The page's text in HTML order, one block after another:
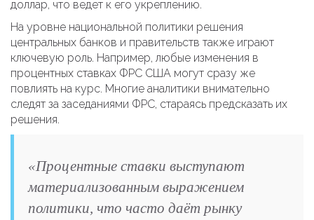
доллар, что ведет к его укреплению.
На уровне национальной политики решения
центральных банков и правительств также играют
ключевую роль. Например, любые изменения в
процентных ставках ФРС США могут сразу же
повлиять на курс. Многие аналитики внимательно
следят за заседаниями ФРС, стараясь предсказать их
решения.
«Процентные ставки выступают
материализованным выражением
политики, что часто даёт рынку